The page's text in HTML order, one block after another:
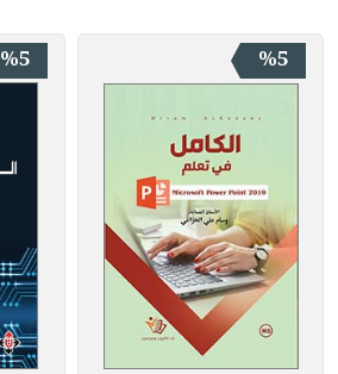
%5
%5